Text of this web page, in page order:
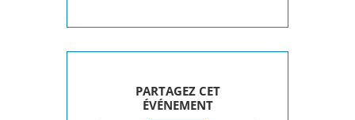
PARTAGEZ CET
ÉVÉNEMENT